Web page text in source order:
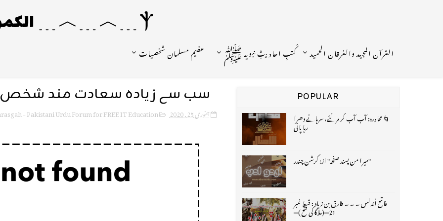
Ⲯ﹍︿﹍︿﹍ الکمونیا ﹍Ⲯ﹍Ⲯ﹍︿﹍☼
القرآن المجید والفرقان الحمید کُتبِ احادیثِ نبویہ ﷺ عظیم مسلمان شخصیات
سب سے زیادہ سعادت مند
جنوری 25, 2020 - Pakistani Urdu Forum for FREE IT Education
POPULAR
🌀 محاورہ: آب آب کر مر گئے، سرہانے دھرا
رہا پانی
"میرا من پسند صفحہ" از: کرشن چندر
فاتح اُندلس ۔ ۔ ۔ طارق بن زیاد : قسط نمبر
21═(ملاگا کی فتح )═